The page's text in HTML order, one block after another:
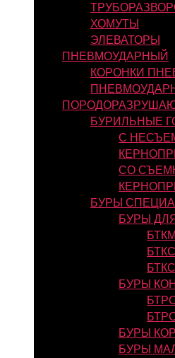
ХОМУТЫ
ЭЛЕВАТОРЫ
ПНЕВМОУДАРНЫЙ
КОРОНКИ
БУРИЛЬНЫЕ
С
СО
БУРЫ
БУРЫ
БУРЫ
БУРЫ
БУРЫ